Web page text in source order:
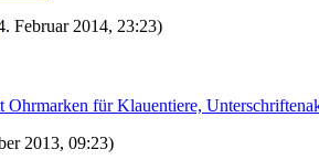
Februar 2014, 23:23)
Ohrmarken für Klauentiere,
2013, 09:23)